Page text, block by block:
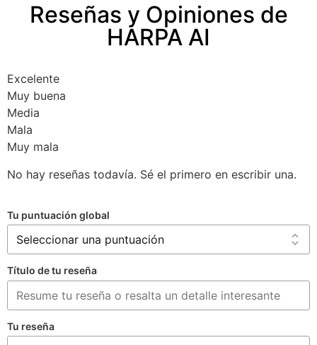
Reseñas y Opiniones de
HARPA AI
Excelente
Muy buena
Media
Mala
Muy mala
No hay reseñas todavía. Sé el primero en escribir una.
Tu puntuación global
Título de tu reseña
Tu reseña